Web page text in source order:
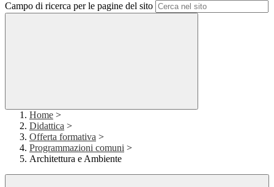
Campo di ricerca per le pagine del sito
Home >
Didattica >
Offerta formativa >
Programmazioni comuni >
Architettura e Ambiente